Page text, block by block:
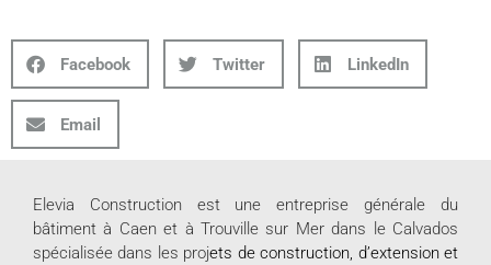
Facebook Twitter LinkedIn
Email
Elevia Construction est une entreprise générale du
bâtiment à Caen et à Trouville sur Mer dans le Calvados
spécialisée dans les projets deconstruction, d’extension et